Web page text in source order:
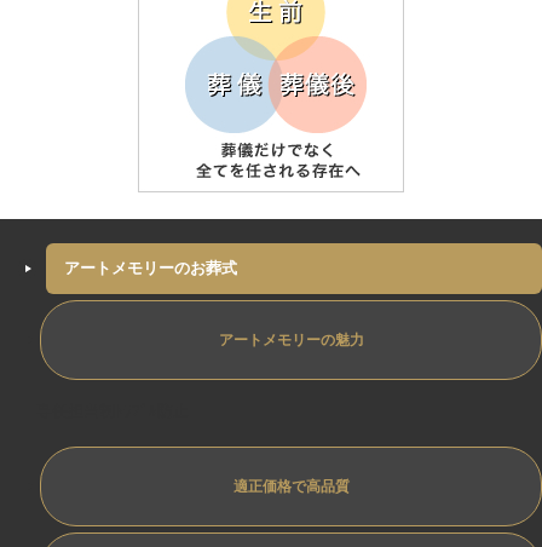
アートメモリーのお葬式
アートメモリーの魅力
適正価格で高品質